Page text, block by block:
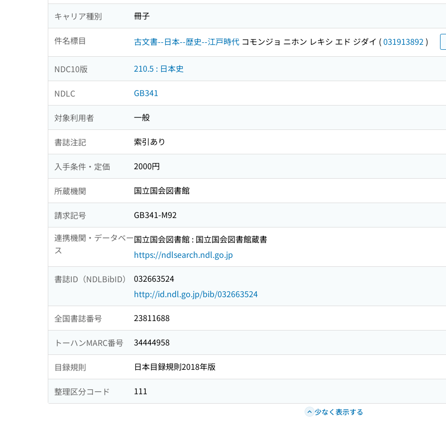
キャリア種別 冊子
件名標目 古文書--日本--歴史--江戸時代 コモンジョ ニホン レキシ エド ジダイ (031913892 )
NDC10版 210.5 : 日本史
NDLC GB341
対象利用者 一般
書誌注記 索引あり
入手条件・定価 2000円
所蔵機関 国立国会図書館
請求記号
GB341-M92
連携機関・データベー
ス
国立国会図書館 : 国立国会図書館蔵書
https://ndlsearch.ndl.go.jp
書誌ID（NDLBibID）
032663524
http://id.ndl.go.jp/bib/032663524
全国書誌番号 23811688
トーハンMARC番号 34444958
目録規則 日本目録規則2018年版
整理区分コード 111
少なく表示する